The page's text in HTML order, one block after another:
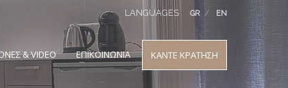
LANGUAGES GR EN
& VIDEO ΕΠΙΚΟΙΝΩΝΙΑ ΚΑΝΤΕ ΚΡΑΤΗΣΗ